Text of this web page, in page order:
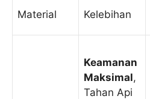
Material Kelebihan
Keamanan
Maksimal,
Tahan Api